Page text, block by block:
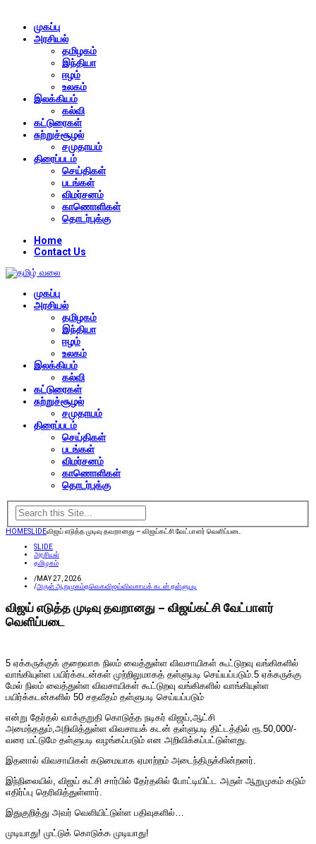
முகப்பு
அரசியல்
தமிழகம்
இந்தியா
ஈழம்
உலகம்
இலக்கியம்
கல்வி
கட்டுரைகள்
சுற்றுச்சூழல்
சமுதாயம்
திரைப்படம்
செய்திகள்
படங்கள்
விமர்சனம்
காணொளிகள்
தொடர்புக்கு
Home
Contact Us
முகப்பு
அரசியல்
தமிழகம்
இந்தியா
ஈழம்
உலகம்
இலக்கியம்
கல்வி
கட்டுரைகள்
சுற்றுச்சூழல்
சமுதாயம்
திரைப்படம்
செய்திகள்
படங்கள்
விமர்சனம்
காணொளிகள்
தொடர்புக்கு
HOMESLIDEவிஜய் எடுத்த முடிவு தவறானது – விஜய்கட்சி வேட்பாளர் வெளிப்படை
SLIDE
அரசியல்
தமிழகம்
/MAY 27, 2026
/அருள் ஆறுமுகம்தவெகவிஜய்விவசாயக் கடன் தள்ளுபடி
விஜய் எடுத்த முடிவு தவறானது – விஜய்கட்சி வேட்பாளர்
வெளிப்படை
5 ஏக்கருக்குக் குறைவாக நிலம் வைத்துள்ள விவசாயிகள் கூட்டுறவு வங்கிகளில்
வாங்கியுள்ள பயிர்க்கடன்கள் முற்றிலுமாகத் தள்ளுபடி செய்யப்படும்.5 ஏக்கருக்கு
மேல் நிலம் வைத்துள்ள விவசாயிகள் கூட்டுறவு வங்கிகளில் வாங்கியுள்ள
பயிர்க்கடன்களில் 50 சதவீதம் தள்ளுபடி செய்யப்படும்
என்று தேர்தல் வாக்குறுதி கொடுத்த நடிகர் விஜய்,ஆட்சி
அமைந்ததும்,அறிவித்துள்ள விவசாயக் கடன் தள்ளுபடி திட்டத்தில் ரூ.50,000/-
வரை மட்டுமே தள்ளுபடி வழங்கப்படும் என அறிவிக்கப்பட்டுள்ளது.
இதனால் விவசாயிகள் கடுமையாக ஏமாற்றம் அடைந்திருக்கின்றனர்.
இந்நிலையில், விஜய் கட்சி சார்பில் தேர்தலில் போட்டியிட்ட அருள் ஆறுமுகம் கடும்
எதிர்ப்பு தெரிவித்துள்ளார்.
இதுகுறித்து அவர் வெளியிட்டுள்ள பதிவுகளில்…
முடியாது! முட்டுக் கொடுக்க முடியாது!